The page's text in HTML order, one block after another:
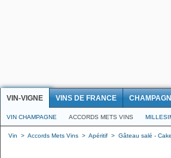
VIN-VIGNE VINS DE FRANCE
VIN CHAMPAGNE ACCORDS METS VINS
Vin > Accords Mets Vins > Apéritif > Gâteau salé -